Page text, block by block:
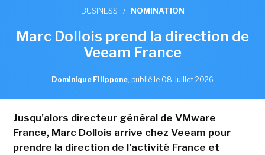
BUSINESS / NOMINATION
Marc Dollois prend la direction de
Veeam France
Dominique Filippone, publié le 08 Juillet 2026
Jusqu'alors directeur général de VMware
France, Marc Dollois arrive chez Veeam pour
prendre la direction de l'activité France et